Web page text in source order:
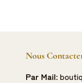
Nous
Par Mail: